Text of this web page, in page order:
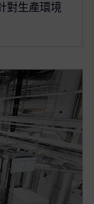
對生產環境